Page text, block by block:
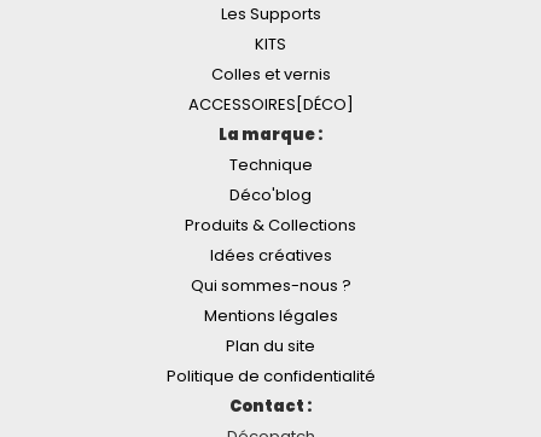
Les Supports
KITS
Colles et vernis
ACCESSOIRES[DÉCO]
La marque :
Technique
Déco'blog
Produits & Collections
Idées créatives
Qui sommes-nous ?
Mentions légales
Plan du site
Politique de confidentialité
Contact :